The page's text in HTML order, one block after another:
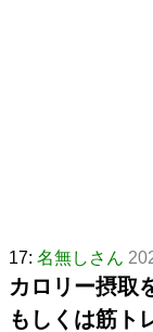
17: 名無しさん
カロリー摂取
もしくは筋ト